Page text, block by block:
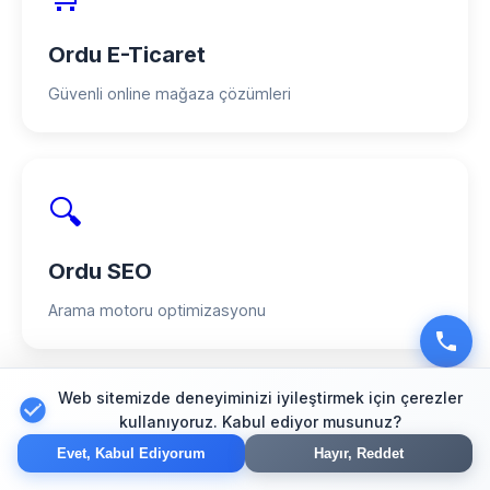
Ordu E-Ticaret
Güvenli online mağaza çözümleri
🔍
Ordu SEO
Arama motoru optimizasyonu
📱
Web sitemizde deneyiminizi iyileştirmek için çerezler
kullanıyoruz. Kabul ediyor musunuz?
Evet, Kabul Ediyorum Hayır, Reddet